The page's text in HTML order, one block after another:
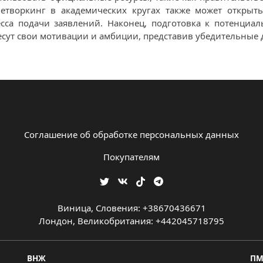
в академических кругах также может
подачи заявлений. Наконец, подготовка к
свои мотивации и амбиции, представив убедительные
Соглашение об обработке персональных данных
Покупателям
Виница, Словения: +38670436671
Лондон, Великобритания: +442045718795
ВНЖ